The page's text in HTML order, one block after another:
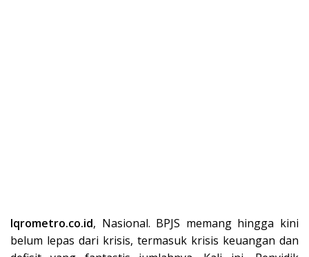
Iqrometro.co.id, Nasional. BPJS memang hingga kini
belum lepas dari krisis, termasuk krisis keuangan dan